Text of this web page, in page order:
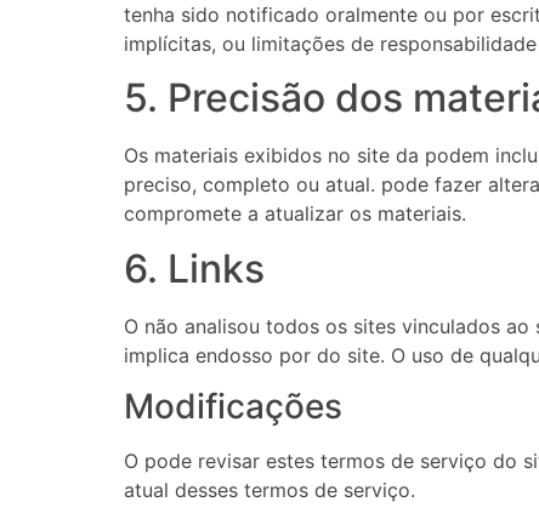
tenha sido notificado oralmente ou por
implícitas, ou limitações de
5. Precisão dos
Os materiais exibidos no site da podem
preciso, completo ou atual. pode fazer
compromete a atualizar os materiais.
6. Links
O não analisou todos os sites vinculados
implica endosso por do site. O uso de
Modificações
O pode revisar estes termos de serviço do
atual desses termos de serviço.